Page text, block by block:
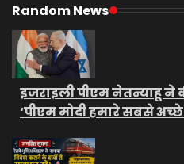
Random News
इजराइली पीएम नेतन्याहू ने
‘पीएम मोदी हमारे सबसे